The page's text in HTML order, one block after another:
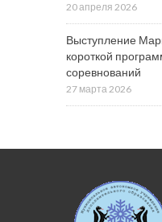
20 апреля 2026
Выступление
короткой
соревнований
27 марта 2026